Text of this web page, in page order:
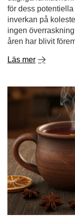
Kanel - en krydda
egenskaper. vad
använda den?
Kanel är en av de
arom och en